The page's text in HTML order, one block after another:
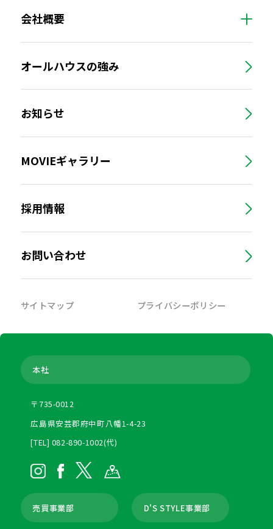
会社概要
オールハウスの強み
お知らせ
MOVIEギャラリー
採用情報
お問い合わせ
サイトマップ プライバシーポリシー
本社
〒735-0012
広島県安芸郡府中町八幡1-4-23
[TEL] 082-890-1002(代)
売買事業部 D'S STYLE事業部